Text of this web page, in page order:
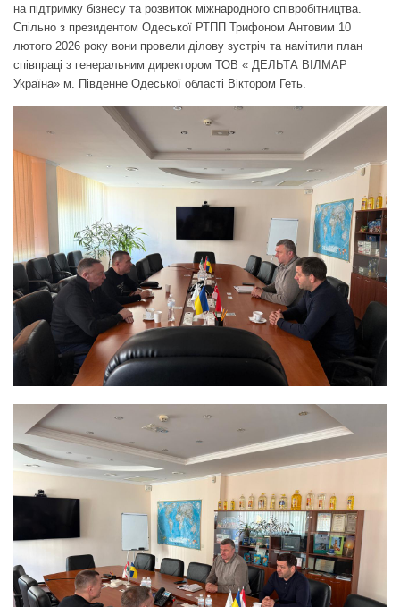
на підтримку бізнесу та розвиток міжнародного співробітництва.
Спільно з президентом Одеської РТПП Трифоном Антовим 10
лютого 2026 року вони провели ділову зустріч та намітили план
співпраці з генеральним директором ТОВ « ДЕЛЬТА ВІЛМАР
Україна» м. Південне Одеської області Віктором Геть.